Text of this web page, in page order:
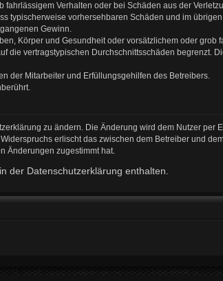
Verhalten oder bei Schäden aus der
typischerweise vorhersehbaren Schäden und im
Gewinn.
Körper und Gesundheit oder vorsätzlichem oder
die vertragstypischen Durchschnittsschäden begrenzt.
der Mitarbeiter und Erfüllungsgehilfen des Betreibers.
zu ändern. Die Änderung wird dem Nutzer per
erlischt das zwischen dem Betreiber und
Änderungen zugestimmt hat.
der Datenschutzerklärung enthalten.